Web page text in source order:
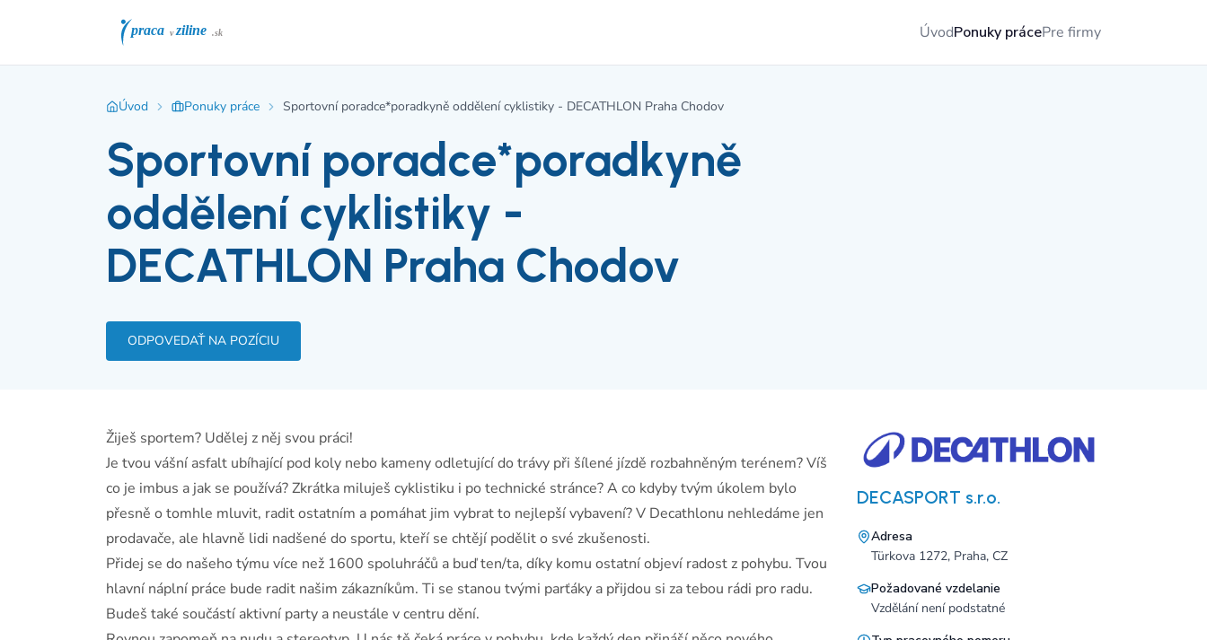
ÚvodPonuky prácePre firmy
Úvod Ponuky práce Sportovní poradce*poradkyně oddělení cyklistiky - DECATHLON Praha Chodov
Sportovní poradce*poradkyně
oddělení cyklistiky -
DECATHLON Praha Chodov
ODPOVEDAŤ NA POZÍCIU
Žiješ sportem? Udělej z něj svou práci!
Je tvou vášní asfalt ubíhající pod koly nebo kameny odletující do trávy při šílené jízdě rozbahněným terénem? Víš
co je imbus a jak se používá? Zkrátka miluješ cyklistiku i po technické stránce? A co kdyby tvým úkolem bylo
přesně o tomhle mluvit, radit ostatním a pomáhat jim vybrat to nejlepší vybavení? V Decathlonu nehledáme jen
prodavače, ale hlavně lidi nadšené do sportu, kteří se chtějí podělit o své zkušenosti.
Přidej se do našeho týmu více než 1600 spoluhráčů a buď ten/ta, díky komu ostatní objeví radost z pohybu. Tvou
hlavní náplní práce bude radit našim zákazníkům. Ti se stanou tvými parťáky a přijdou si za tebou rádi pro radu.
Budeš také součástí aktivní party a neustále v centru dění.
DECASPORT s.r.o.
Adresa
Türkova 1272, Praha, CZ
Požadované vzdelanie
Vzdělání není podstatné